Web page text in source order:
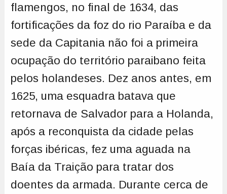
flamengos, no final de 1634, das
fortificações da foz do rio Paraíba e da
sede da Capitania não foi a primeira
ocupação do território paraibano feita
pelos holandeses. Dez anos antes, em
1625, uma esquadra batava que
retornava de Salvador para a Holanda,
após a reconquista da cidade pelas
forças ibéricas, fez uma aguada na
Baía da Traição para tratar dos
doentes da armada. Durante cerca de